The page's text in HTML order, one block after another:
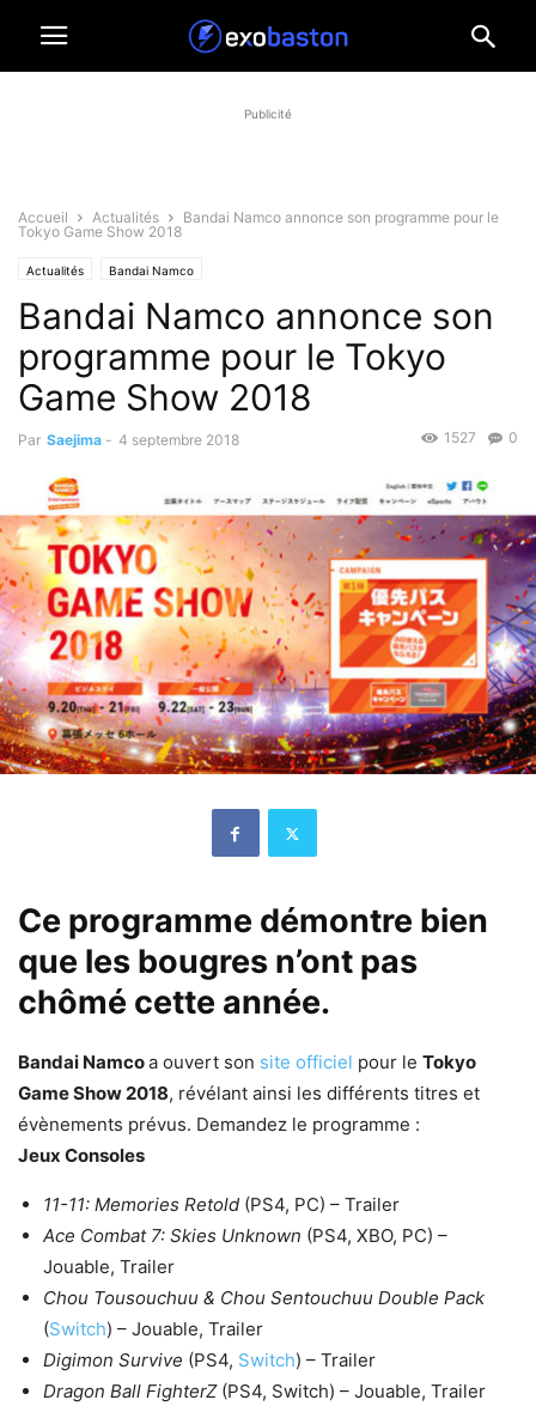
Publicité
Accueil Actualités
Bandai Namco annonce son programme pour le
Tokyo Game Show 2018
Actualités Bandai Namco
Bandai Namco annonce son
programme pour le Tokyo
Game Show 2018
Par Saejima - 4 septembre 2018 0
1527
Ce programme démontre bien
que les bougres n’ont pas
chômé cette année.
Bandai Namcoa ouvert son site officiel pour le Tokyo
Game Show 2018, révélant ainsi les différents titres et
évènements prévus. Demandez le programme :
Jeux Consoles
11-11: Memories Retold (PS4, PC) – Trailer
Ace Combat 7: Skies Unknown (PS4, XBO, PC) –
Jouable, Trailer
Chou Tousouchuu & Chou Sentouchuu Double Pack
(Switch) – Jouable, Trailer
Digimon Survive (PS4, Switch) – Trailer
Dragon Ball FighterZ(PS4, Switch) – Jouable, Trailer